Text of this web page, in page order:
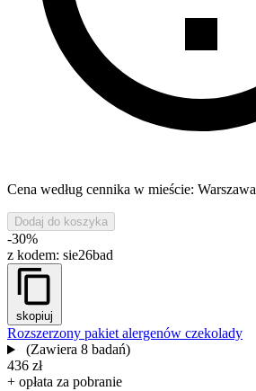
Cena według cennika w mieście: Warszawa
Dodaj do koszyka
-30%
z kodem: sie26bad
skopiuj
Rozszerzony pakiet alergenów czekolady
(Zawiera 8 badań)
436 zł
+ opłata za pobranie